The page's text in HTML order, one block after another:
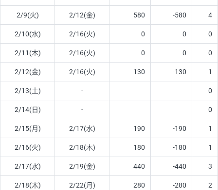
2/9(火) 2/12(金) 580 -580 4
2/10(水) 2/16(火) 0 0 0
2/11(木) 2/16(火) 0 0 0
2/12(金) 2/16(火) 130 -130 1
2/13(土) - 0
2/14(日) - 0
2/15(月) 2/17(水) 190 -190 1
2/16(火) 2/18(木) 180 -180 1
2/17(水) 2/19(金) 440 -440 3
2/18(木) 2/22(月) 280 -280 2